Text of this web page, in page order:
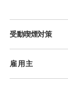
受動喫煙対策
雇用主